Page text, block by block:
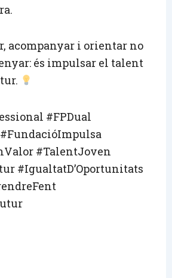
acompanyar i orientar no
és impulsar el talent
#FPDual
#TalentJoven
#IgualtatD’Oportunitats